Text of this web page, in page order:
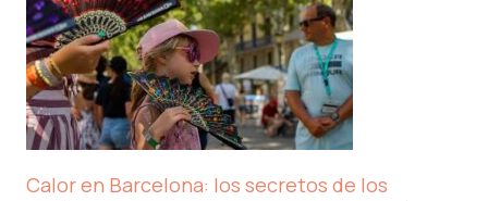
Calor en Barcelona: los secretos de los